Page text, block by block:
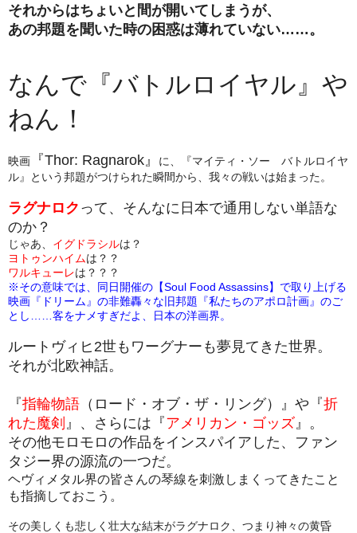
それからはちょいと間が開いてしまうが、
あの邦題を聞いた時の困惑は薄れていない……。
なんで『バトルロイヤル』や
ねん！
映画 『Thor: Ragnarok』
に、『マイティ・ソー バトルロイヤ
ル』という邦題がつけられた瞬間から、我々の戦いは始まった。
ラグナロク って、そんなに日本で通用しない単語な
のか？
じゃあ、 イグドラシルは？
ヨトゥンハイムは？？
ワルキューレは？？？
※その意味では、同日開催の【Soul Food Assassins】で取り上げる
映画『ドリーム』の非難轟々な旧邦題『私たちのアポロ計画』のご
とし……客をナメすぎだよ、日本の洋画界。
ルートヴィヒ2世もワーグナーも夢見てきた世界。
それが北欧神話。
『指輪物語 （ロード・オブ・ザ・リング）』や『折
れた魔剣 』、さらには『アメリカン・ゴッズ』。
その他モロモロの作品をインスパイアした、 ファン
タジー界の源流の一つだ。
ヘヴィメタル界の皆さんの琴線を刺激しまくってきたこと
も指摘しておこう。
その美しくも悲しく壮大な結末がラグナロク、つまり神々の黄昏